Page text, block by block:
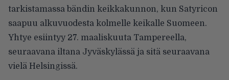
tarkistamassa bändin keikkakunnon, kun Satyricon
saapuu alkuvuodesta kolmelle keikalle Suomeen.
Yhtye esiintyy 27. maaliskuuta Tampereella,
seuraavana iltana Jyväskylässä ja sitä seuraavana
vielä Helsingissä.